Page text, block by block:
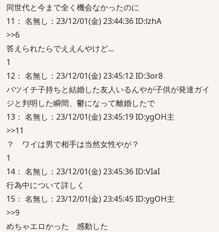
同世代と今まで全く機会なかったのに
11： 名無し：23/12/01(金) 23:44:36 ID:lzhA
>>6
答えられたらでええんやけど...
1
12： 名無し：23/12/01(金) 23:45:12 ID:3or8
バツイチ子持ちと結婚した友人いるんやが子供が発達ガイ
ジと判明した瞬間、鬱になって離婚したで
13： 名無し：23/12/01(金) 23:45:19 ID:ygOH主
>>11
？ ワイは男で相手は当然女性やが？
1
14： 名無し：23/12/01(金) 23:45:36 ID:VIaI
行為中について詳しく
15： 名無し：23/12/01(金) 23:45:45 ID:ygOH主
>>9
めちゃエロかった 感動した